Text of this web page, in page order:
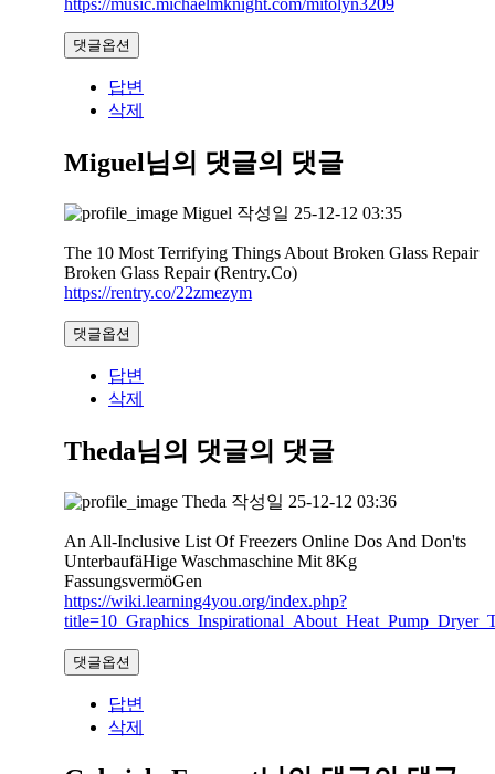
https://music.michaelmknight.com/mitolyn3209
댓글옵션
답변
삭제
Miguel님의 댓글의 댓글
Miguel 작성일 25-12-12 03:35
The 10 Most Terrifying Things About Broken Glass Repair
Broken Glass Repair (Rentry.Co)
https://rentry.co/22zmezym
댓글옵션
답변
삭제
Theda님의 댓글의 댓글
Theda 작성일 25-12-12 03:36
An All-Inclusive List Of Freezers Online Dos And Don'ts
UnterbaufäHige Waschmaschine Mit 8Kg
FassungsvermöGen
https://wiki.learning4you.org/index.php?
댓글옵션
답변
삭제